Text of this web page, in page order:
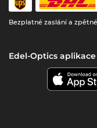
Bezplatné zaslání a
Edel-Optics aplikace